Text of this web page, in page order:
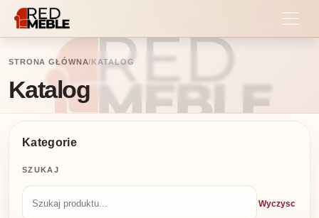
STRONA GŁÓWNA/KATALOG
Katalog
Kategorie
SZUKAJ
Wyczysc